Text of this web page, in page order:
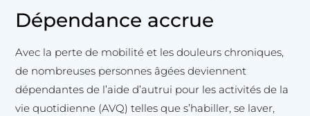
Dépendance accrue
Avec la perte de mobilité et les douleurs chroniques,
de nombreuses personnes âgées deviennent
dépendantes de l’aide d’autrui pour les activités de la
vie quotidienne (AVQ) telles que s’habiller, se laver,